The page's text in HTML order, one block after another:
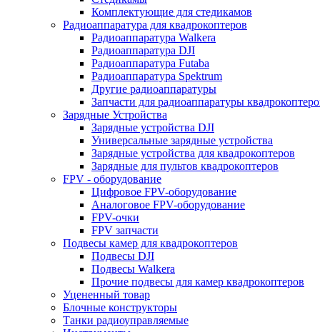
Комплектующие для стедикамов
Радиоаппаратура для квадрокоптеров
Радиоаппаратура Walkera
Радиоаппаратура DJI
Радиоаппаратура Futaba
Радиоаппаратура Spektrum
Другие радиоаппаратуры
Запчасти для радиоаппаратуры
Зарядные Устройства
Зарядные устройства DJI
Универсальные зарядные устройства
Зарядные устройства для квадрокоптеров
Зарядные для пультов квадрокоптеров
FPV - оборудование
Цифровое FPV-оборудование
Аналоговое FPV-оборудование
FPV-очки
FPV запчасти
Подвесы камер для квадрокоптеров
Подвесы DJI
Подвесы Walkera
Прочие подвесы для камер квадрокоптеров
Уцененный товар
Блочные конструкторы
Танки радиоуправляемые